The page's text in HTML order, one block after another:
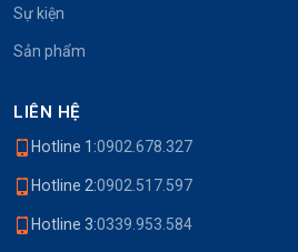
Sự kiện
Sản phẩm
LIÊN HỆ
Hotline 1:0902.678.327
Hotline 2:0902.517.597
Hotline 3:0339.953.584